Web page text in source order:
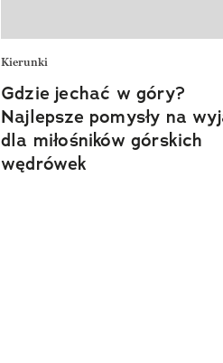
Kierunki
Gdzie jechać w góry?
Najlepsze pomysły na
dla miłośników górskich
wędrówek